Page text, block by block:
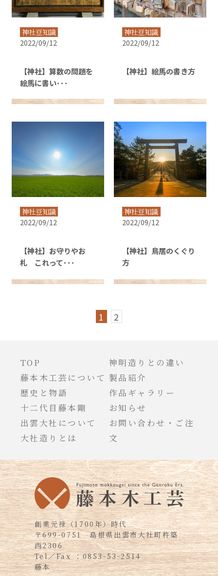
神社豆知識
2022/09/12
【神社】算数の問題を
絵馬に書い･･･
神社豆知識
2022/09/12
【神社】絵馬の書き方
神社豆知識
2022/09/12
【神社】お守りやお
札 これって･･･
神社豆知識
2022/09/12
【神社】鳥居のくぐり
方
1 2
TOP
藤本木工芸について
歴史と物語
十二代目藤本剛
出雲大社について
大社造りとは
神明造りとの違い
製品紹介
作品ギャラリー
お知らせ
お問い合わせ・ご注
文
創業元禄（1700年）時代
〒699-0751島根県出雲市大社町杵築
西2306
Tel／Fax ：0853-53-2514
藤本